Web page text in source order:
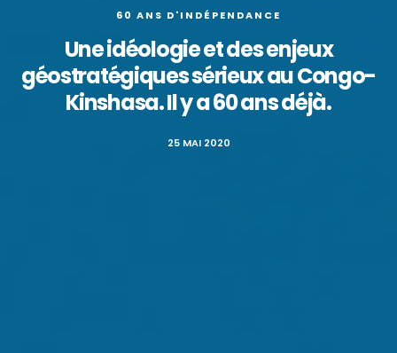
60 ANS D'INDÉPENDANCE
Une idéologie et des enjeux
géostratégiques sérieux au Congo-
Kinshasa. Il y a 60 ans déjà.
25 MAI 2020